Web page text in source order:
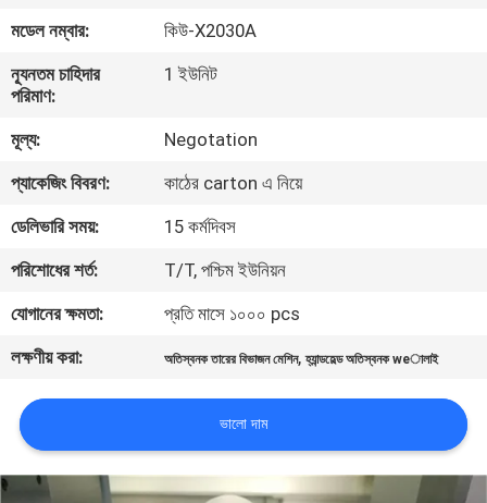
কারখানা
পরিদর্শন
গুণমান
নিয়ন্ত্রণ
আমাদের
সাথে
যোগাযোগ
করুন
খবর
মডেল নম্বার:
কিউ-X2030A
ন্যূনতম চাহিদার
পরিমাণ:
1 ইউনিট
মূল্য:
Negotation
প্যাকেজিং বিবরণ:
কাঠের carton এ নিয়ে
ডেলিভারি সময়:
15 কর্মদিবস
পরিশোধের শর্ত:
T/T, পশ্চিম ইউনিয়ন
যোগানের ক্ষমতা:
প্রতি মাসে ১০০০ pcs
লক্ষণীয় করা:
অতিস্বনক তারের বিভাজন মেশিন,হ্যান্ডহেল্ড অতিস্বনক weালাই
ভালো দাম